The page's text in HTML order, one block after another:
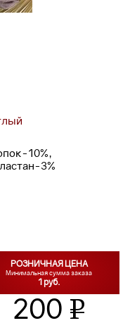
10%,
3%
РОЗНИЧНАЯ ЦЕНА
Минимальная сумма заказа
1 руб.
200 v